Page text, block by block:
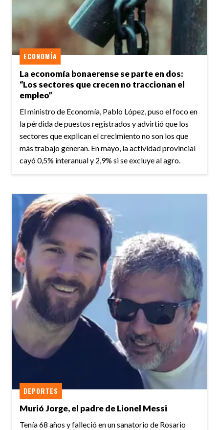
La economía bonaerense se parte en dos:
“Los sectores que crecen no traccionan el
empleo”
ECONOMÍA
El ministro de Economía, Pablo López, puso el foco en
la pérdida de puestos registrados y advirtió que los
sectores que explican el crecimiento no son los que
más trabajo generan. En mayo, la actividad provincial
cayó 0,5% interanual y 2,9% si se excluye al agro.
Murió Jorge, el padre de Lionel Messi
DEPORTES
Tenía 68 años y falleció en un sanatorio de Rosario